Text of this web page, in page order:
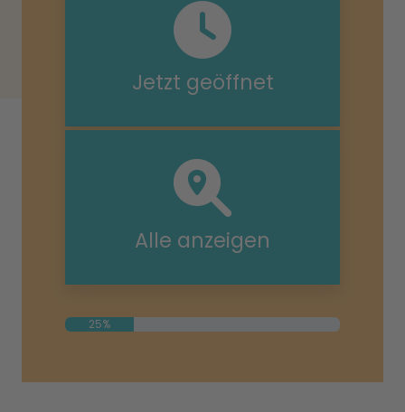
Jetzt geöffnet
Alle anzeigen
25%